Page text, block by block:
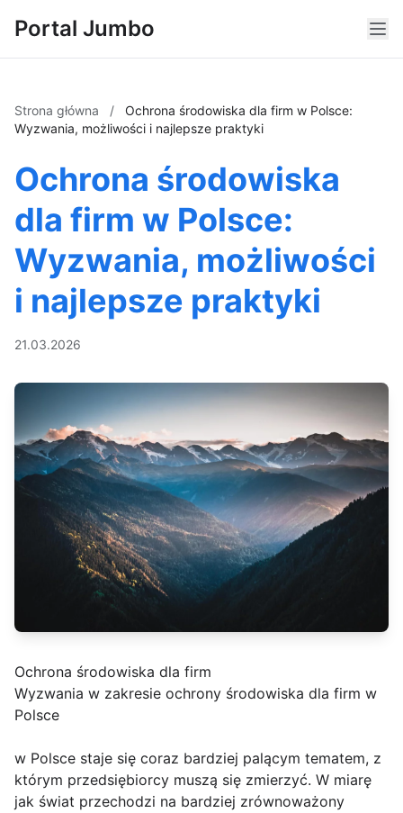
Portal Jumbo
Strona główna /
Ochrona środowiska dla firm w Polsce:
Wyzwania, możliwości i najlepsze praktyki
Ochrona środowiska
dla firm w Polsce:
Wyzwania, możliwości
i najlepsze praktyki
21.03.2026
Ochrona środowiska dla firm
Wyzwania w zakresie ochrony środowiska dla firm w
Polsce
w Polsce staje się coraz bardziej palącym tematem, z
którym przedsiębiorcy muszą się zmierzyć. W miarę
jak świat przechodzi na bardziej zrównoważony